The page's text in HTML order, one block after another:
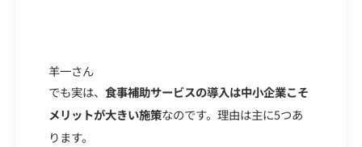
羊一さん
でも実は、 食事補助サービスの導入は中小企業こそ
メリットが大きい施策なのです。理由は主に5つあ
ります。